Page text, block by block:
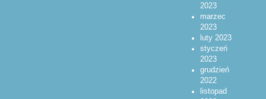
2023
marzec
2023
luty 2023
styczeń
2023
grudzień
2022
listopad